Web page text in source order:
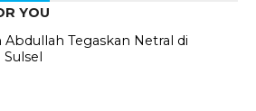
YOU
Abdullah Tegaskan Netral di